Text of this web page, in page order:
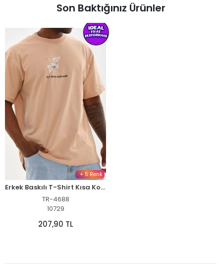
Son Baktığınız Ürünler
+ 5 Renk
Erkek Baskılı T-Shirt Kısa Kol Bisiklet Yaka Rahat Kalıp Tişört - Bej
TR-4688
10729
207,90 TL